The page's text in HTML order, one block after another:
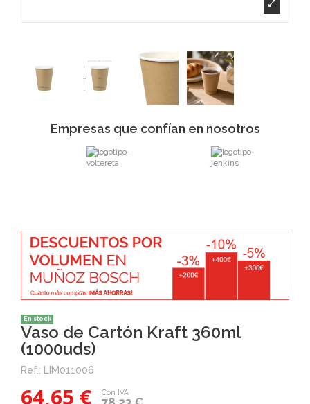
Empresas que confían en nosotros
En stock
Vaso de Cartón Kraft 360ml
(1000uds)
Ref.: LIM011006
64,65 € Con IVA